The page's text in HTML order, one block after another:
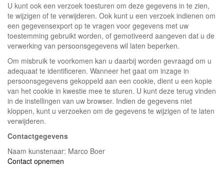
U kunt ook een verzoek toesturen om deze gegevens in te zien,
te wijzigen of te verwijderen. Ook kunt u een verzoek indienen om
een gegevensexport op te vragen voor gegevens met uw
toestemming gebruikt worden, of gemotiveerd aangeven dat u de
verwerking van persoonsgegevens wil laten beperken.
Om misbruik te voorkomen kan u daarbij worden gevraagd om u
adequaat te identificeren. Wanneer het gaat om inzage in
persoonsgegevens gekoppeld aan een cookie, dient u een kopie
van het cookie in kwestie mee te sturen. U kunt deze terug vinden
in de instellingen van uw browser. Indien de gegevens niet
kloppen, kunt u verzoeken om de gegevens te wijzigen of te laten
verwijderen.
Contactgegevens
Naam kunstenaar: Marco Boer
Contact opnemen